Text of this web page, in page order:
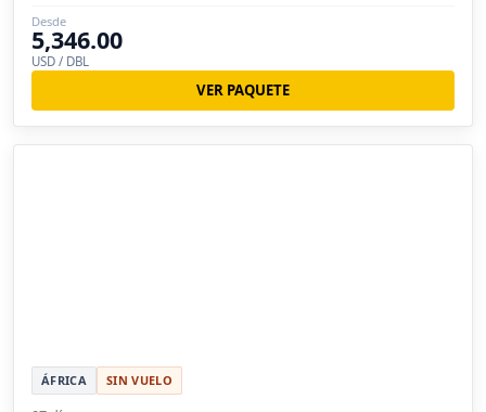
Desde
5,346.00
USD / DBL
VER PAQUETE
ÁFRICA SIN VUELO